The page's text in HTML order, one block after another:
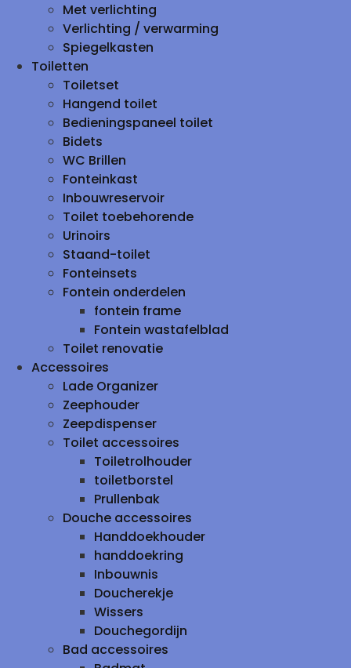
Met verlichting
Verlichting / verwarming
Spiegelkasten
Toiletten
Toiletset
Hangend toilet
Bedieningspaneel toilet
Bidets
WC Brillen
Fonteinkast
Inbouwreservoir
Toilet toebehorende
Urinoirs
Staand-toilet
Fonteinsets
Fontein onderdelen
fontein frame
Fontein wastafelblad
Toilet renovatie
Accessoires
Lade Organizer
Zeephouder
Zeepdispenser
Toilet accessoires
Toiletrolhouder
toiletborstel
Prullenbak
Douche accessoires
Handdoekhouder
handdoekring
Inbouwnis
Doucherekje
Wissers
Douchegordijn
Bad accessoires